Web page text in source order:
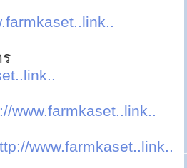
www.farmkaset..link..
www.farmkaset..link..